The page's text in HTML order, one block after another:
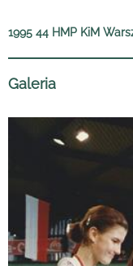
1995 44 HMP KiM
Galeria